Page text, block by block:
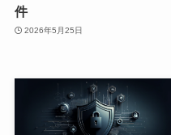
件
2026年5月25日